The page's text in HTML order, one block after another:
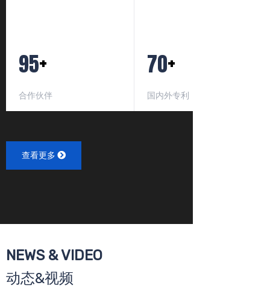
95+
合作伙伴
70+
国内外专利
查看更多
NEWS & VIDEO
动态&视频